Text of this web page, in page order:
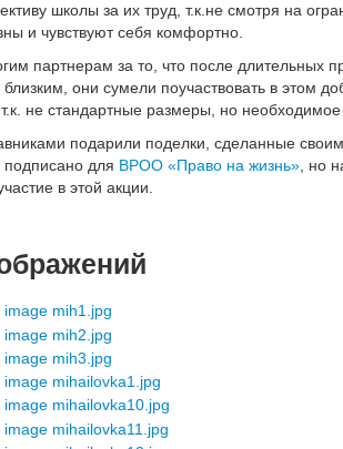
школы за их труд, т.к.не смотря на
и чувствуют себя комфортно.
партнерам за то, что после длительных
они сумели поучаствовать в этом
не стандартные размеры, но
подарили поделки, сделанные
подписано для ВРОО «Право на жизнь» , но
в этой акции.